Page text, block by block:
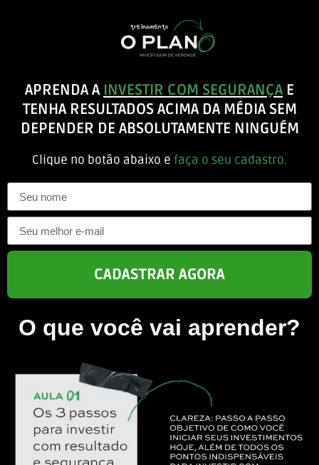
APRENDA A INVESTIR COM SEGURANÇA E
TENHA RESULTADOS ACIMA DA MÉDIA SEM
DEPENDER DE ABSOLUTAMENTE NINGUÉM
Clique no botão abaixo e faça o seu cadastro.
CADASTRAR AGORA
O que você vai aprender?